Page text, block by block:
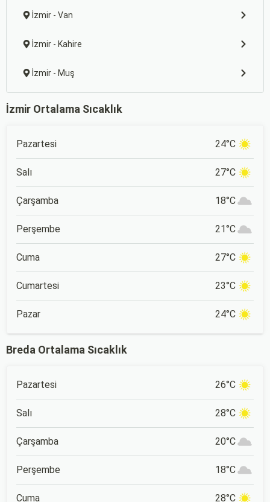
İzmir - Van
İzmir - Kahire
İzmir - Muş
İzmir Ortalama Sıcaklık
Pazartesi 24°C
Salı 27°C
Çarşamba 18°C
Perşembe 21°C
Cuma 27°C
Cumartesi 23°C
Pazar 24°C
Breda Ortalama Sıcaklık
Pazartesi 26°C
Salı 28°C
Çarşamba 20°C
Perşembe 18°C
Cuma 28°C